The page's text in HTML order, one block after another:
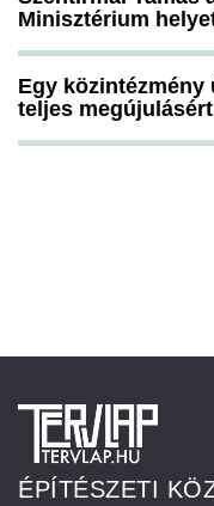
Minisztérium
Egy közintézmény
teljes megújulásért
ÉPÍTÉSZETI